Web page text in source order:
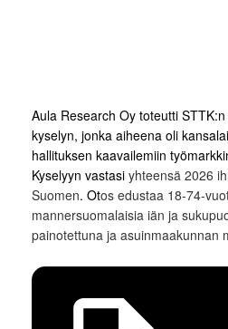
Aula Research Oy toteutti
kyselyn, jonka aiheena oli
hallituksen kaavailemiin
Kyselyyn vastasi yhteensä 2026
Suomen. Otos edustaa 18-74-
mannersuomalaisia iän ja
painotettuna ja asuinmaakunnan